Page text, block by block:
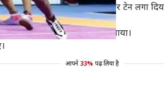
पांच मैचों में अपना चौथा सुपर टेन लगा
रखा और मुकाबले में सुपर टेन लगाया।
आपने 33% पढ़ लिया है